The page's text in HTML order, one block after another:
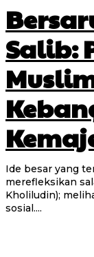
Salib:
Ide besar yang
merefleksikan
Kholiludin);
sosial....